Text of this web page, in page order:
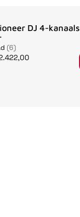
DJ 4-kanaals
(6)